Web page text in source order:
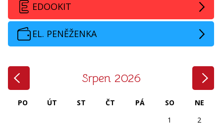
EDOOKIT
EL. PENĚŽENKA
Srpen 2026
PO ÚT ST ČT PÁ SO
NE
1
2